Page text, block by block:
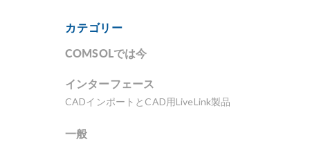
カテゴリー
COMSOLでは今
インターフェース
CADインポートとCAD用LiveLink製品
一般